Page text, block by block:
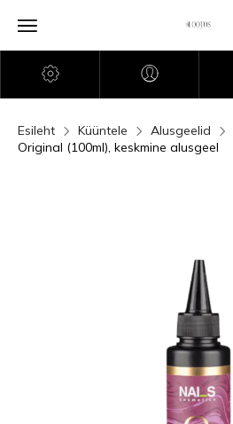
Esileht Küüntele Alusgeelid
Original (100ml), keskmine alusgeel